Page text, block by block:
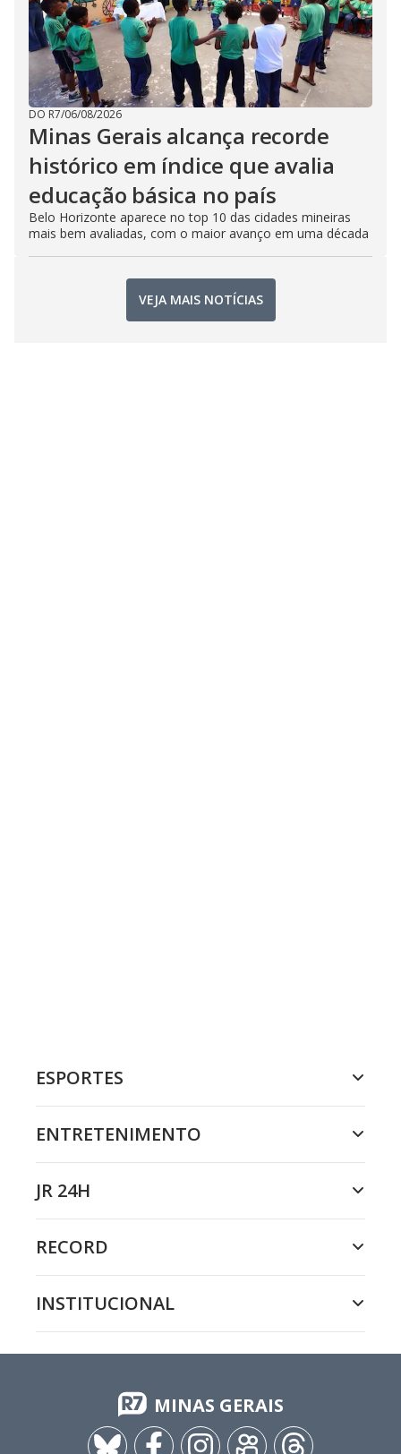
DO R7/06/08/2026
Minas Gerais alcança recorde
histórico em índice que avalia
educação básica no país
Belo Horizonte aparece no top 10 das cidades mineiras
mais bem avaliadas, com o maior avanço em uma década
VEJA MAIS NOTÍCIAS
ESPORTES
ENTRETENIMENTO
JR 24H
RECORD
INSTITUCIONAL
MINAS GERAIS